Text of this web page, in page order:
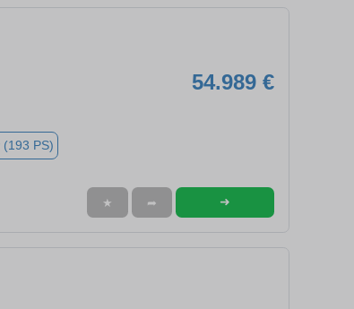
54.989 €
(193 PS)
★ ➦ ➜